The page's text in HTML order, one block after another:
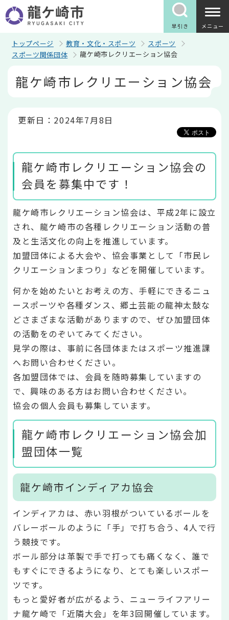
の
ペ
早引き メニュー
トップページ 教育・文化・スポーツ
スポーツ
スポーツ関係団体
龍ケ崎市レクリエーション協会
龍ケ崎市レクリエーション協会
更新日：2024年7月8日
龍ケ崎市レクリエーション協会の
会員を募集中です！
龍ケ崎市レクリエーション協会は、平成2年に設立
され、龍ケ崎市の各種レクリエーション活動の普
及と生活文化の向上を推進しています。
加盟団体による大会や、協会事業として「市民レ
クリエーションまつり」などを開催しています。
何かを始めたいとお考えの方、手軽にできるニュ
ースポーツや各種ダンス、郷土芸能の龍神太鼓な
どさまざまな活動がありますので、ぜひ加盟団体
の活動をのぞいてみてください。
見学の際は、事前に各団体またはスポーツ推進課
へお問い合わせください。
各加盟団体では、会員を随時募集していますの
で、興味のある方はお問い合わせください。
協会の個人会員も募集しています。
龍ケ崎市レクリエーション協会加
盟団体一覧
龍ケ崎市インディアカ協会
インディアカは、赤い羽根がついているボールを
バレーボールのように「手」で打ち合う、4人で行
う競技です。
ボール部分は革製で手で打っても痛くなく、誰で
もすぐにできるようになり、とても楽しいスポー
ツです。
もっと愛好者が広がるよう、ニューライフアリー
ナ龍ケ崎で「近隣大会」を年3回開催しています。